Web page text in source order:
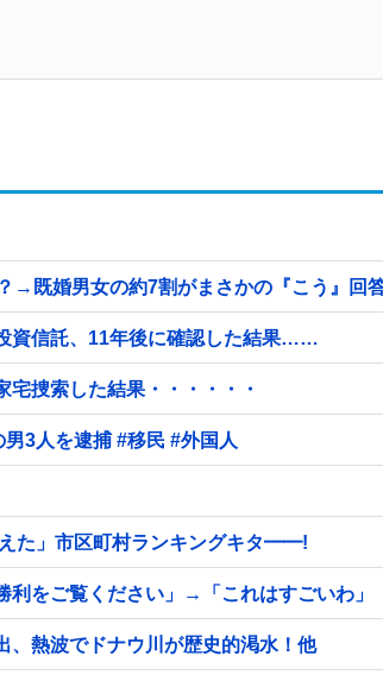
→既婚男女の約7割がまさかの『こう』回
資信託、11年後に確認した結果……
捜索した結果・・・・・・
【ヤバい】100件以上の窃盗をしたトルコ国籍の男3人を逮捕 #移民 #外国人
た」市区町村ランキングキタ━━!
をご覧ください」→「これはすごいわ」
、熱波でドナウ川が歴史的渇水！他